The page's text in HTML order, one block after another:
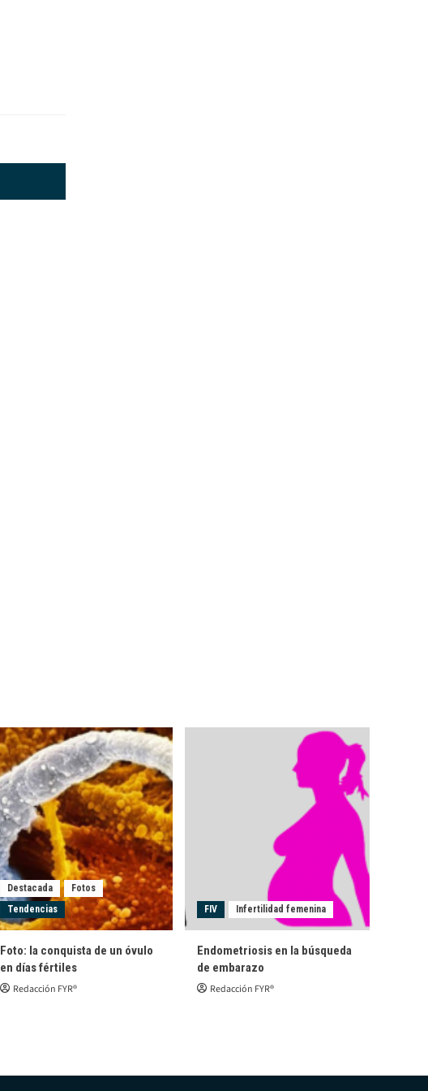
Destacada
Fotos
Tendencias
Foto: la conquista de un óvulo
en días fértiles
Redacción FYR®
FIV Infertilidad femenina
Endometriosis en la búsqueda
de embarazo
Redacción FYR®